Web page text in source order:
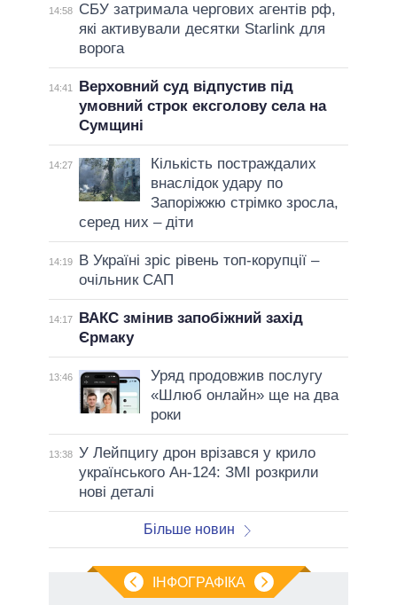
14:58
СБУ затримала чергових агентів рф,
які активували десятки Starlink для
ворога
14:41
Верховний суд відпустив під
умовний строк ексголову села на
Сумщині
14:27
Кількість постраждалих
внаслідок удару по
Запоріжжю стрімко зросла,
серед них – діти
14:19
В Україні зріс рівень топ-корупції –
очільник САП
14:17
ВАКС змінив запобіжний захід
Єрмаку
13:46
Уряд продовжив послугу
«Шлюб онлайн» ще на два
роки
13:38 У Лейпцигу дрон врізався у крило
українського Ан-124: ЗМІ розкрили
нові деталі
Більше новин
ІНФОГРАФІКА